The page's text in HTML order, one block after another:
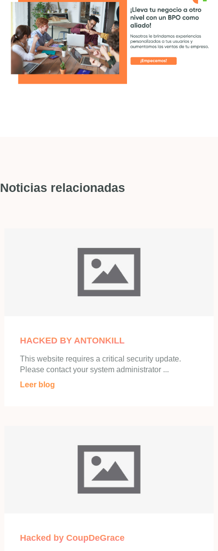
Noticias relacionadas
HACKED BY ANTONKILL
This website requires a critical security update.
Please contact your system administrator ...
Leer blog
Hacked by CoupDeGrace